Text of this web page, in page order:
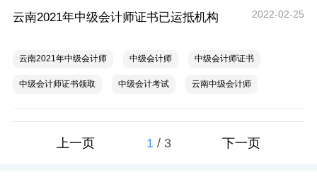
云南2021年中级会计师证书已运抵机构 2022-02-25
云南2021年中级会计师 中级会计师 中级会计师证书
中级会计师证书领取 中级会计考试 云南中级会计师
上一页 1 / 3 下一页